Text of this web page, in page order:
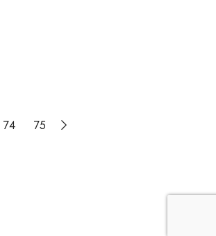
74 75